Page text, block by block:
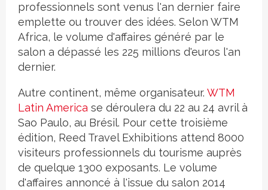
professionnels sont venus l'an dernier faire
emplette ou trouver des idées. Selon WTM
Africa, le volume d'affaires généré par le
salon a dépassé les 225 millions d'euros l'an
dernier.
Autre continent, même organisateur. WTM
Latin America se déroulera du 22 au 24 avril à
Sao Paulo, au Brésil. Pour cette troisième
édition, Reed Travel Exhibitions attend 8000
visiteurs professionnels du tourisme auprès
de quelque 1300 exposants. Le volume
d'affaires annoncé à l'issue du salon 2014